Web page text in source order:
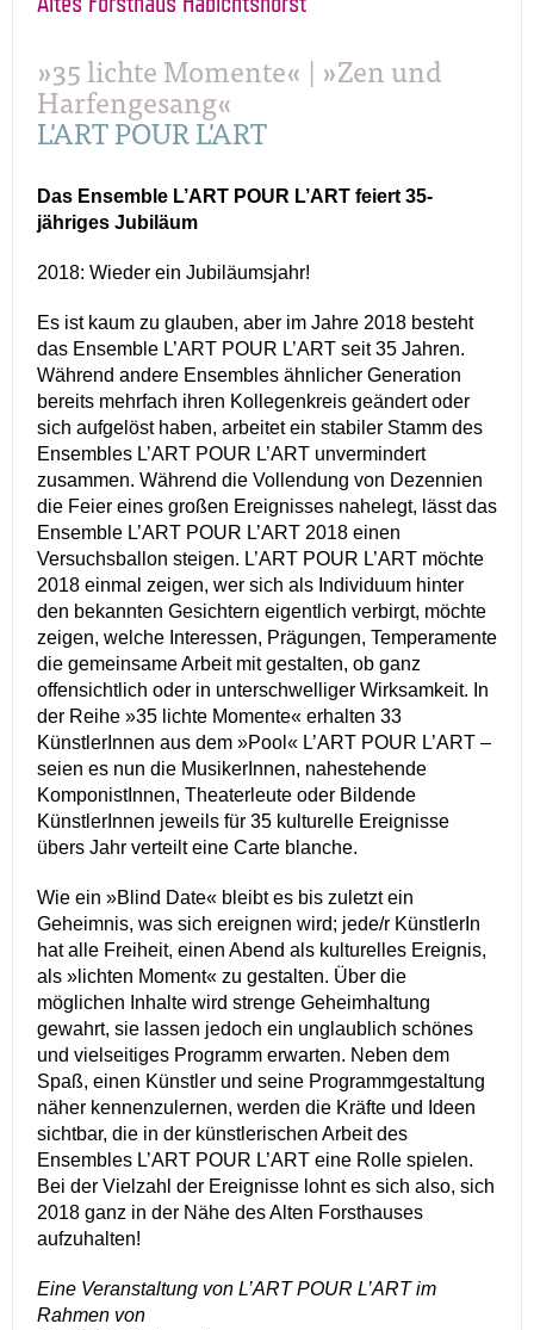
»35 lichte Momente« | »Zen und
Harfengesang«
L'ART POUR L'ART
Das Ensemble L’ART POUR L’ART feiert 35-
jähriges Jubiläum
2018: Wieder ein Jubiläumsjahr!
Es ist kaum zu glauben, aber im Jahre 2018 besteht
das Ensemble L’ART POUR L’ART seit 35 Jahren.
Während andere Ensembles ähnlicher Generation
bereits mehrfach ihren Kollegenkreis geändert oder
sich aufgelöst haben, arbeitet ein stabiler Stamm des
Ensembles L’ART POUR L’ART unvermindert
zusammen. Während die Vollendung von Dezennien
die Feier eines großen Ereignisses nahelegt, lässt das
Ensemble L’ART POUR L’ART 2018 einen
Versuchsballon steigen. L’ART POUR L’ART möchte
2018 einmal zeigen, wer sich als Individuum hinter
den bekannten Gesichtern eigentlich verbirgt, möchte
zeigen, welche Interessen, Prägungen, Temperamente
die gemeinsame Arbeit mit gestalten, ob ganz
offensichtlich oder in unterschwelliger Wirksamkeit. In
der Reihe »35 lichte Momente« erhalten 33
KünstlerInnen aus dem »Pool« L’ART POUR L’ART –
seien es nun die MusikerInnen, nahestehende
KomponistInnen, Theaterleute oder Bildende
KünstlerInnen jeweils für 35 kulturelle Ereignisse
übers Jahr verteilt eine Carte blanche.
Wie ein »Blind Date« bleibt es bis zuletzt ein
Geheimnis, was sich ereignen wird; jede/r KünstlerIn
hat alle Freiheit, einen Abend als kulturelles Ereignis,
als »lichten Moment« zu gestalten. Über die
möglichen Inhalte wird strenge Geheimhaltung
gewahrt, sie lassen jedoch ein unglaublich schönes
und vielseitiges Programm erwarten. Neben dem
Spaß, einen Künstler und seine Programmgestaltung
näher kennenzulernen, werden die Kräfte und Ideen
sichtbar, die in der künstlerischen Arbeit des
Ensembles L’ART POUR L’ART eine Rolle spielen.
Bei der Vielzahl der Ereignisse lohnt es sich also, sich
2018 ganz in der Nähe des Alten Forsthauses
aufzuhalten!
Eine Veranstaltung von L’ART POUR L’ART im
Rahmen von